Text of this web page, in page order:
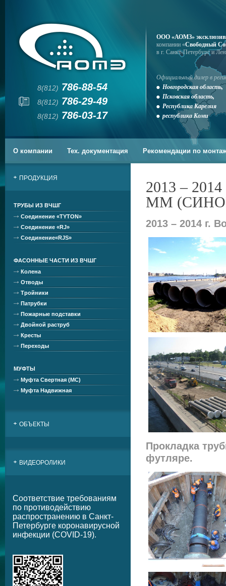
8(812) 786-88-54
8(812) 786-29-49
8(812) 786-03-17
ООО «АОМЗ»
компании «Свободный
в г. Санкт-Петербург и
Официальный дилер в
Новгородская область,
Псковская область,
Республика Карелия
республика Коми
О компании Тех. документация Рекомендации по
2013 –
ММ
2013 – 2014 г.
Прокладка
футляре.
ПРОДУКЦИЯ
ТРУБЫ ИЗ ВЧШГ
Соединение «TYTON»
Соединение «RJ»
Соединение«RJS»
ФАСОННЫЕ ЧАСТИ ИЗ ВЧШГ
Колена
Отводы
Тройники
Патрубки
Пожарные подставки
Двойной раструб
Кресты
Переходы
МУФТЫ
Муфта Свертная (МС)
Муфта Надвижная
ОБЪЕКТЫ
ВИДЕОРОЛИКИ
Соответствие требованиям
по противодействию
распространению в Санкт-
Петербурге коронавирусной
инфекции (COVID-19).